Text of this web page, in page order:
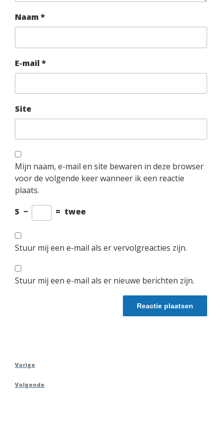
Naam *
E-mail *
Site
Mijn naam, e-mail en site bewaren in deze browser
voor de volgende keer wanneer ik een reactie
plaats.
5 − = twee
Stuur mij een e-mail als er vervolgreacties zijn.
Stuur mij een e-mail als er nieuwe berichten zijn.
Berichtnavigatie
Vorig
Vorige
Volgend
Volgende